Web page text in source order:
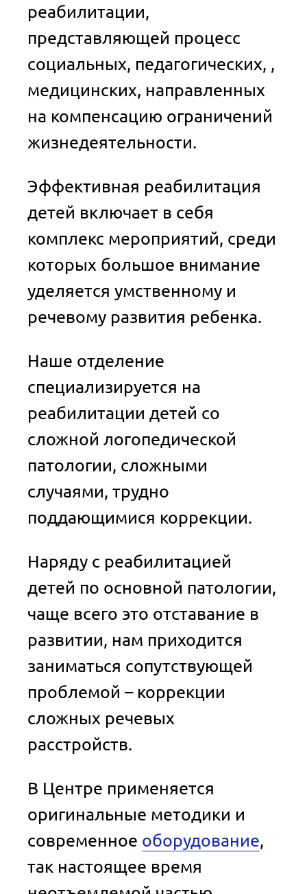
реабилитации,
представляющей процесс
социальных, педагогических, ,
медицинских, направленных
на компенсацию ограничений
жизнедеятельности.
Эффективная реабилитация
детей включает в себя
комплекс мероприятий, среди
которых большое внимание
уделяется умственному и
речевому развития ребенка.
Наше отделение
специализируется на
реабилитации детей со
сложной логопедической
патологии, сложными
случаями, трудно
поддающимися коррекции.
Наряду с реабилитацией
детей по основной патологии,
чаще всего это отставание в
развитии, нам приходится
заниматься сопутствующей
проблемой – коррекции
сложных речевых
расстройств.
В Центре применяется
оригинальные методики и
современное оборудование,
так настоящее время